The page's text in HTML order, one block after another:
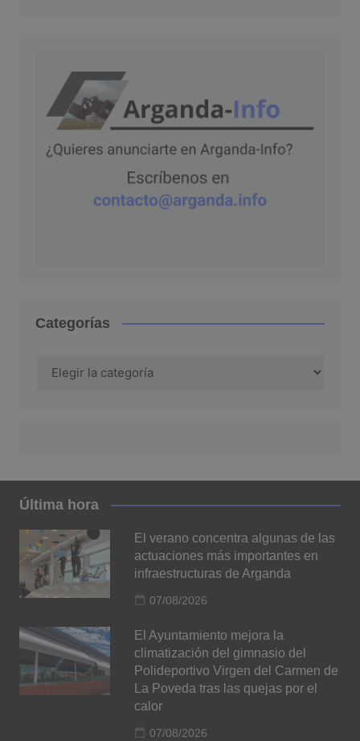
Categorías
Última hora
El verano concentra algunas de las
actuaciones más importantes en
infraestructuras de Arganda
07/08/2026
El Ayuntamiento mejora la
climatización del gimnasio del
Polideportivo Virgen del Carmen de
La Poveda tras las quejas por el
calor
07/08/2026